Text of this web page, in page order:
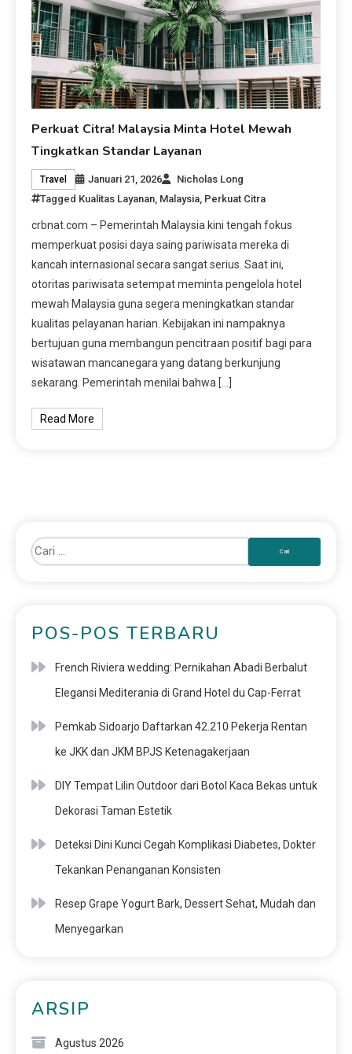
Perkuat Citra! Malaysia Minta Hotel Mewah
Tingkatkan Standar Layanan
Travel Januari 21, 2026
Nicholas Long
Tagged Kualitas Layanan Malaysia Perkuat Citra
crbnat.com – Pemerintah Malaysia kini tengah fokus
memperkuat posisi daya saing pariwisata mereka di
kancah internasional secara sangat serius. Saat ini,
otoritas pariwisata setempat meminta pengelola hotel
mewah Malaysia guna segera meningkatkan standar
kualitas pelayanan harian. Kebijakan ini nampaknya
bertujuan guna membangun pencitraan positif bagi para
wisatawan mancanegara yang datang berkunjung
sekarang. Pemerintah menilai bahwa […]
Read More
POS-POS TERBARU
French Riviera wedding: Pernikahan Abadi Berbalut
Elegansi Mediterania di Grand Hotel du Cap-Ferrat
Pemkab Sidoarjo Daftarkan 42.210 Pekerja Rentan
ke JKK dan JKM BPJS Ketenagakerjaan
DIY Tempat Lilin Outdoor dari Botol Kaca Bekas untuk
Dekorasi Taman Estetik
Deteksi Dini Kunci Cegah Komplikasi Diabetes, Dokter
Tekankan Penanganan Konsisten
Resep Grape Yogurt Bark, Dessert Sehat, Mudah dan
Menyegarkan
ARSIP
Agustus 2026